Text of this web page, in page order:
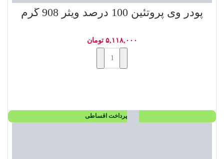
پودر وی پروتئین 100 درصد ویثر 908 گرم
۵,۱۱۸,۰۰۰ تومان
پرداخت اقساطی